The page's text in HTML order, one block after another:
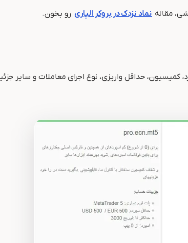
مقاله نماد نزدک در بروکر الپاری رو بخون.
اسپرد، کمیسیون، حداقل واریزی، نوع اجرای معاملات و